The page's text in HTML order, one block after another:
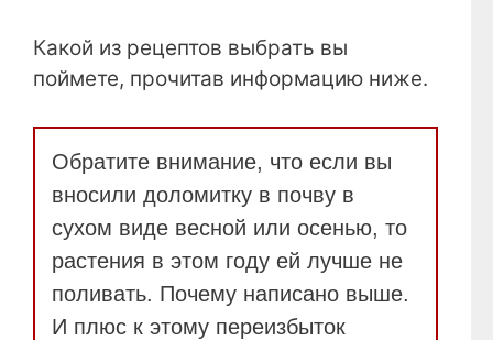
Какой из рецептов выбрать вы
поймете, прочитав информацию ниже.
Обратите внимание, что если вы
вносили доломитку в почву в
сухом виде весной или осенью, то
растения в этом году ей лучше не
поливать. Почему написано выше.
И плюс к этому переизбыток